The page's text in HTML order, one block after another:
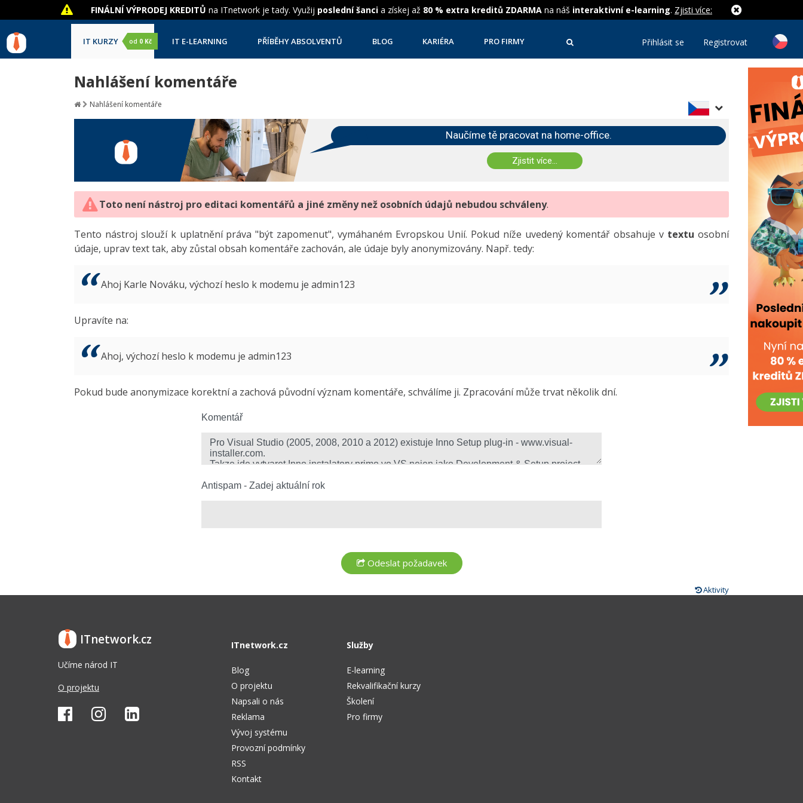
FINÁLNÍ VÝPRODEJ KREDITŮ na ITnetwork je tady. Využij poslední šanci a získej až 80 % extra kreditů ZDARMA na náš interaktivní e-learning. Zjisti více:
IT KURZY od 0 Kč IT E-LEARNING PŘÍBĚHY ABSOLVENTŮ BLOG KARIÉRA PRO FIRMY Přihlásit se Registrovat
Nahlášení komentáře
Nahlášení komentáře
Naučíme tě pracovat na home-office.
Zjistit více...
Toto není nástroj pro editaci komentářů a jiné změny než osobních údajů nebudou schváleny.
Tento nástroj slouží k uplatnění práva "být zapomenut", vymáhaném Evropskou Unií. Pokud níže uvedený komentář obsahuje v textu osobní
údaje, uprav text tak, aby zůstal obsah komentáře zachován, ale údaje byly anonymizovány. Např. tedy:
Ahoj Karle Nováku, výchozí heslo k modemu je admin123
Upravíte na:
Ahoj, výchozí heslo k modemu je admin123
Pokud bude anonymizace korektní a zachová původní význam komentáře, schválíme ji. Zpracování může trvat několik dní.
Komentář
Antispam - Zadej aktuální rok
Aktivity
ITnetwork.cz
Učíme národ IT
O projektu
ITnetwork.cz
Blog
O projektu
Napsali o nás
Reklama
Vývoj systému
Provozní podmínky
RSS
Kontakt
Služby
E-learning
Rekvalifikační kurzy
Školení
Pro firmy